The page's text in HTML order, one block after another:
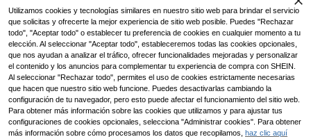
atraque para bote marino con bomb
a de aire, 4 agujas y 4 cuerdas y bo
lsa de almacenamiento, negro
Almacén UE Cabrestante marino
54,28€ -4%
56,68€
4-7 días hábiles
Utilizamos cookies y tecnologías similares en nuestro sitio web para brindar el servicio
que solicitas y ofrecerte la mejor experiencia de sitio web posible. Puedes "Rechazar
todo", "Aceptar todo" o establecer tu preferencia de cookies en cualquier momento a tu
elección. Al seleccionar "Aceptar todo", estableceremos todas las cookies opcionales,
que nos ayudan a analizar el tráfico, ofrecer funcionalidades mejoradas y personalizar
el contenido y los anuncios para complementar tu experiencia de compra con SHEIN.
Al seleccionar "Rechazar todo", permites el uso de cookies estrictamente necesarias
que hacen que nuestro sitio web funcione. Puedes desactivarlas cambiando la
configuración de tu navegador, pero esto puede afectar el funcionamiento del sitio web.
Para obtener más información sobre las cookies que utilizamos y para ajustar tus
configuraciones de cookies opcionales, selecciona "Administrar cookies". Para obtener
más información sobre cómo procesamos los datos que recopilamos, haz clic aquí